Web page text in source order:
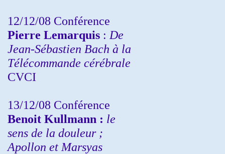
12/12/08 Conférence
Pierre Lemarquis : De
Jean-Sébastien Bach à la
Télécommande cérébrale
CVCI
13/12/08 Conférence
Benoit Kullmann : le
sens de la douleur ;
Apollon et Marsyas